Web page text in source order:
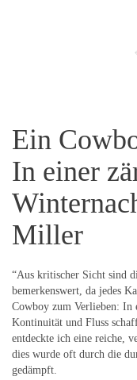
Ein
In einer
Miller
“Aus kritischer Sicht sind
bemerkenswert, da jedes
Cowboy zum Verlieben: In
Kontinuität und Fluss
entdeckte ich eine reiche,
dies wurde oft durch die
gedämpft.